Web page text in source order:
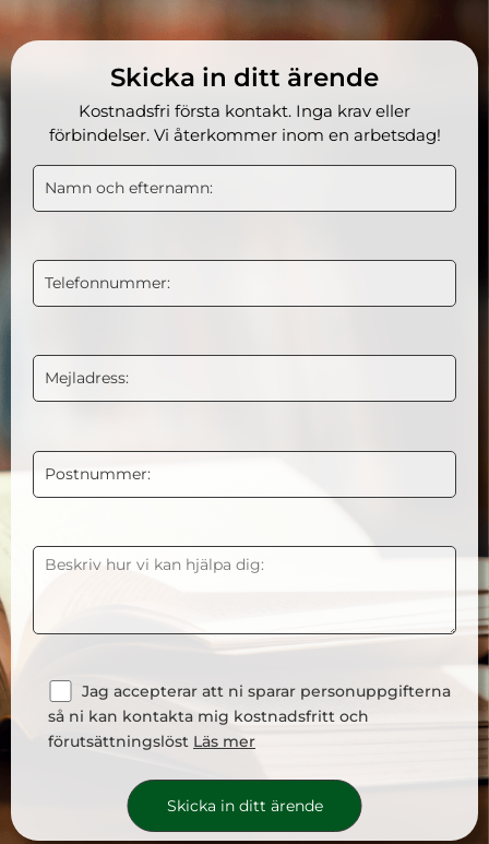
Skicka in ditt ärende
Kostnadsfri första kontakt. Inga krav eller
förbindelser. Vi återkommer inom en arbetsdag!
Jag accepterar att ni sparar personuppgifterna
så ni kan kontakta mig kostnadsfritt och
förutsättningslöst Läs mer